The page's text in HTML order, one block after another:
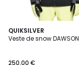
QUIKSILVER
Veste de snow DAWSON
250,00 €
2
Couleurs